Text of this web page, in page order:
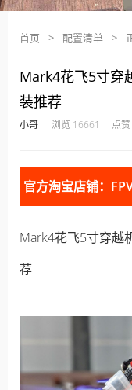
首页 > 配置清单 >
Mark4花飞5寸穿
装推荐
小哥 浏览 16661 点
官方淘宝店铺：
Mark4花飞5寸穿越
荐